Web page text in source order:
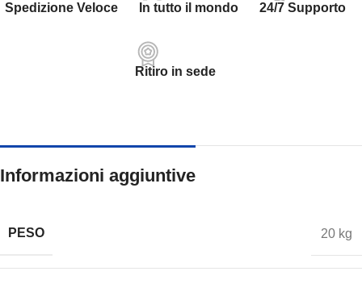
Spedizione Veloce In tutto il mondo 24/7 Supporto
Ritiro in sede
Informazioni aggiuntive
PESO 20 kg